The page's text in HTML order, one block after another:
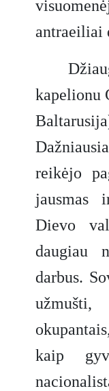
antraeiliai
kapelionu
reikėjo
jausmas
Dievo
daugiau
darbus.
kaip